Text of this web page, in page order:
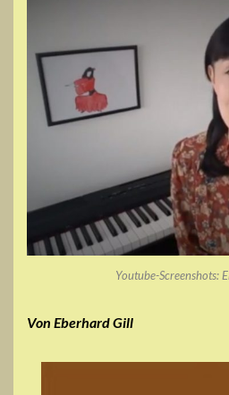
Youtube-Screenshots:
Von Eberhard Gill